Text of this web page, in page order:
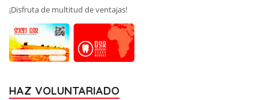
¡Disfruta de multitud de ventajas!
HAZ VOLUNTARIADO